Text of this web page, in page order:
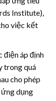
Institute),
việc kết
điện áp định
trong quá
cho phép
ứng dụng